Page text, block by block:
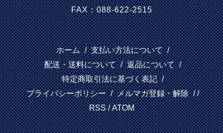
FAX：088-622-2515
ホーム / 支払い方法について /
配送・送料について / 返品について /
特定商取引法に基づく表記 /
プライバシーポリシー / メルマガ登録・解除 / /
RSS/ATOM